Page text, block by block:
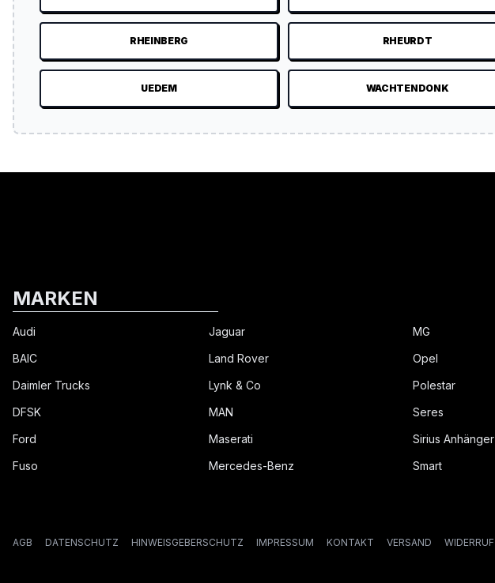
RHEINBERG RHEURDT
UEDEM WACHTENDONK
MARKEN
Audi
BAIC
Daimler Trucks
DFSK
Ford
Fuso
Jaguar
Land Rover
Lynk & Co
MAN
Maserati
Mercedes-Benz
MG
Opel
Polestar
Seres
Sirius Anhänger
Smart
AGB DATENSCHUTZ HINWEISGEBERSCHUTZ IMPRESSUM KONTAKT VERSAND WIDERRUF